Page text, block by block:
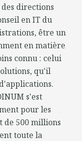
directions
en IT du
être un
en matière
connu : celui
qu'il
s'est
pour les
de 500 millions
toute la